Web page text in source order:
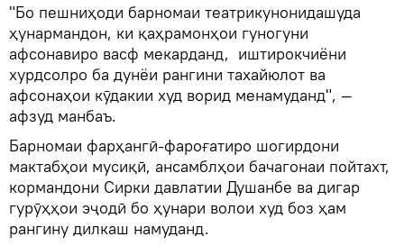
"Бо пешниҳоди барномаи театрикунонидашуда
ҳунармандон, ки қаҳрамонҳои гуногуни
афсонавиро васф мекарданд, иштирокчиёни
хурдсолро ба дунёи рангини тахайюлот ва
афсонаҳои кӯдакии худ ворид менамуданд", —
афзуд манбаъ.
Барномаи фарҳангӣ-фароғатиро шогирдони
мактабҳои мусиқӣ, ансамблҳои бачагонаи пойтахт,
кормандони Сирки давлатии Душанбе ва дигар
гурӯҳҳои эҷодӣ бо ҳунари волои худ боз ҳам
рангину дилкаш намуданд.